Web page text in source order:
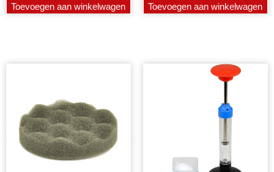
Toevoegen aan winkelwagen Toevoegen aan winkelwagen